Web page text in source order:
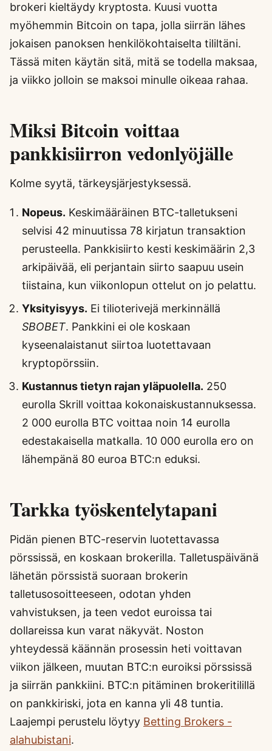
brokeri kieltäydy kryptosta. Kuusi vuotta
myöhemmin Bitcoin on tapa, jolla siirrän lähes
jokaisen panoksen henkilökohtaiselta tililtäni.
Tässä miten käytän sitä, mitä se todella maksaa,
ja viikko jolloin se maksoi minulle oikeaa rahaa.
Miksi Bitcoin voittaa
pankkisiirron vedonlyöjälle
Kolme syytä, tärkeysjärjestyksessä.
Nopeus. Keskimääräinen BTC-talletukseni
selvisi 42 minuutissa 78 kirjatun transaktion
perusteella. Pankkisiirto kesti keskimäärin 2,3
arkipäivää, eli perjantain siirto saapuu usein
tiistaina, kun viikonlopun ottelut on jo pelattu.
Yksityisyys. Ei tilioterivejä merkinnällä
SBOBET. Pankkini ei ole koskaan
kyseenalaistanut siirtoa luotettavaan
kryptopörssiin.
Kustannus tietyn rajan yläpuolella. 250
eurolla Skrill voittaa kokonaiskustannuksessa.
2 000 eurolla BTC voittaa noin 14 eurolla
edestakaisella matkalla. 10 000 eurolla ero on
lähempänä 80 euroa BTC:n eduksi.
Tarkka työskentelytapani
Pidän pienen BTC-reservin luotettavassa
pörssissä, en koskaan brokerilla. Talletuspäivänä
lähetän pörssistä suoraan brokerin
talletusosoitteeseen, odotan yhden
vahvistuksen, ja teen vedot euroissa tai
dollareissa kun varat näkyvät. Noston
yhteydessä käännän prosessin heti voittavan
viikon jälkeen, muutan BTC:n euroiksi pörssissä
ja siirrän pankkiini. BTC:n pitäminen brokeritilillä
on pankkiriski, jota en kanna yli 48 tuntia.
Laajempi perustelu löytyy Betting Brokers -
alahubistani.